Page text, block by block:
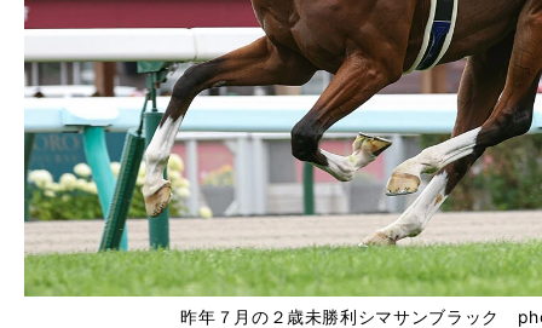
昨年７月の２歳未勝利シマサンブラック